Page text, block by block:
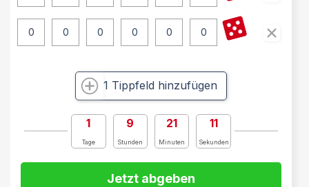
1 Tippfeld hinzufügen
1
Tage
9
Stunden
21
Minuten
10
Sekunden
Jetzt abgeben